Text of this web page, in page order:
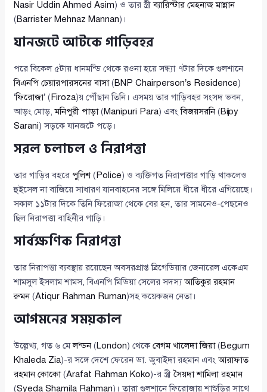
Nasir Uddin Ahmed Asim) ও তার স্ত্রীব্যারিস্টার মেহনাজ মান্নান
(Barrister Mehnaz Mannan)।
যানজটে আটকে গাড়িবহর
পরে বিকেল ৫টায় ধানমন্ডি থেকে রওনা হয়ে সন্ধ্যা ৭টার দিকে গুলশানে
বিএনপি চেয়ারপারসনের বাসা(BNP Chairperson’s Residence)
‘ফিরোজা’ ( Firoza)য় পৌঁছান তিনি। এসময় তার গাড়িবহর সংসদ ভবন,
আড়ং মোড়,মনিপুরী পাড়া(Manipuri Para) এবংবিজয়সরনি(Bijoy
Sarani) সড়কে যানজটে পড়ে।
সরল চলাচল ও নিরাপত্তা
তার গাড়ির বহরে পুলিশ( Police) ও ব্যক্তিগত নিরাপত্তার গাড়ি থাকলেও
হুইসেল না বাজিয়ে সাধারণ যানবাহনের সঙ্গে মিলিয়ে ধীরে ধীরে এগিয়েছে।
সকাল ১১টার দিকে তিনি ফিরোজা থেকে বের হন, তার সামনেও-পেছনেও
ছিল নিরাপত্তা বাহিনীর গাড়ি।
সার্বক্ষণিক নিরাপত্তা
তার নিরাপত্তা ব্যবস্থায় রয়েছেন অবসরপ্রাপ্ত ব্রিগেডিয়ার জেনারেল একেএম
শামসুল ইসলাম শামস, বিএনপি মিডিয়া সেলের সদস্যআতিকুর রহমান
রুমন(Atiqur Rahman Ruman)সহ কয়েকজন নেতা।
আগমনের সময়কাল
উল্লেখ্য, গত ৬ মেলন্ডন(London) থেকেবেগম খালেদা জিয়া(Begum
Khaleda Zia)-র সঙ্গে দেশে ফেরেন ডা. জুবাইদা রহমান এবংআরাফাত
রহমান কোকো(Arafat Rahman Koko)-র স্ত্রীসৈয়দা শামিলা রহমান
(Syeda Shamila Rahman)। তারা গুলশানে ফিরোজায় শাশুড়ির সাথে